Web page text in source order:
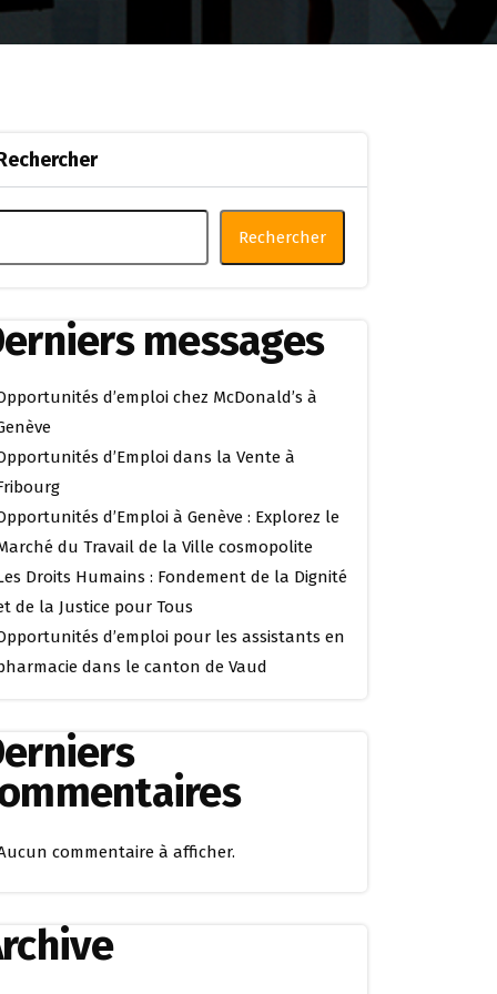
Rechercher
messages
d’emploi chez McDonald’s à
d’Emploi dans la Vente à
d’Emploi à Genève : Explorez le
du Travail de la Ville cosmopolite
Droits Humains : Fondement de la Dignité
de la Justice pour Tous
d’emploi pour les assistants en
dans le canton de Vaud
commentaire à afficher.